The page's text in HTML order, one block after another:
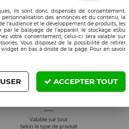
ils sont donc dispensés de consentement.
des annonces et du contenu, la
l'audience et le développement de produits, les
le balayage de l'appareil, le stockage et/ou
votre consentement, celui-ci sera valable sur
Vous disposez de la possibilité de retirer
en bas à droite de la page. Pour en savoir
ACCEPTER TOUT